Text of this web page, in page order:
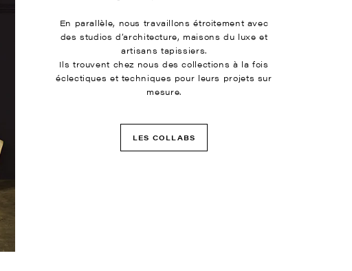
En parallèle, nous travaillons étroitement avec
des studios d’architecture, maisons du luxe et
artisans tapissiers.
Ils trouvent chez nous des collections à la fois
éclectiques et techniques pour leurs projets sur
mesure.
LES COLLABS